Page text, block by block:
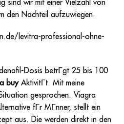
sind wir mit einer Vielzahl von
den Nachteil aufzuwiegen.
levitra-professional-ohne-
Dosis betrГgt 25 bis 100
buyAktivitГt. Mit meine
gesprochen. Viagra
fГr MГnner, stellt ein
aus. Die werden direkt in den